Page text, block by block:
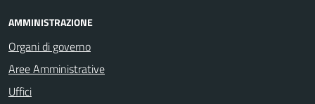
AMMINISTRAZIONE
Organi di governo
Aree Amministrative
Uffici